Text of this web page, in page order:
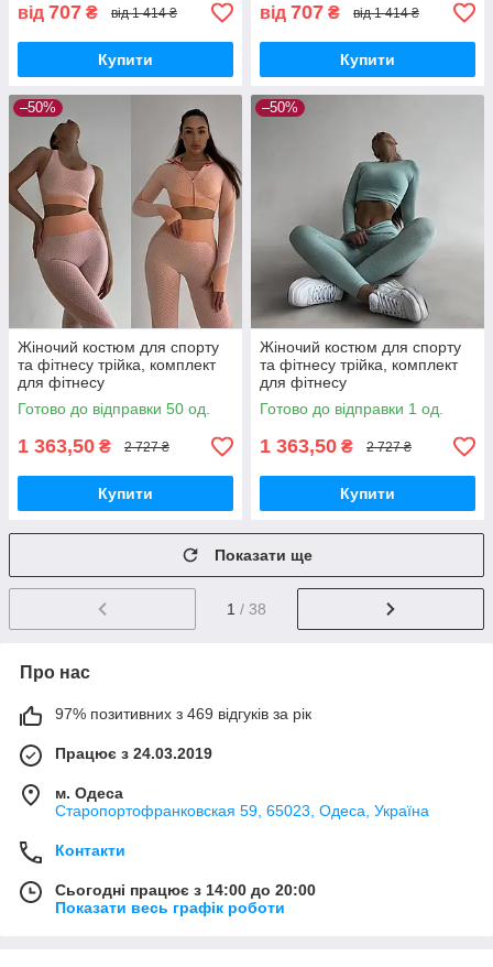
від 707 ₴ від 1 414 ₴
Купити
від 707 ₴ від 1 414 ₴
Купити
–50%
Жіночий костюм для спорту
та фітнесу трійка, комплект
для фітнесу
лосини+топ+рашгард на
блискавці
Готово до відправки 50 од.
1 363,50 ₴ 2 727 ₴
Купити
–50%
Жіночий костюм для спорту
та фітнесу трійка, комплект
для фітнесу
лосини+топ+рашгард рубчик
м'ятний колір
Готово до відправки 1 од.
1 363,50 ₴ 2 727 ₴
Купити
Показати ще
1 / 38
Про нас
97% позитивних з 469 відгуків за рік
Працює з 24.03.2019
м. Одеса
Старопортофранковская 59, 65023, Одеса, Україна
Контакти
Сьогодні працює з 14:00 до 20:00
Показати весь графік роботи